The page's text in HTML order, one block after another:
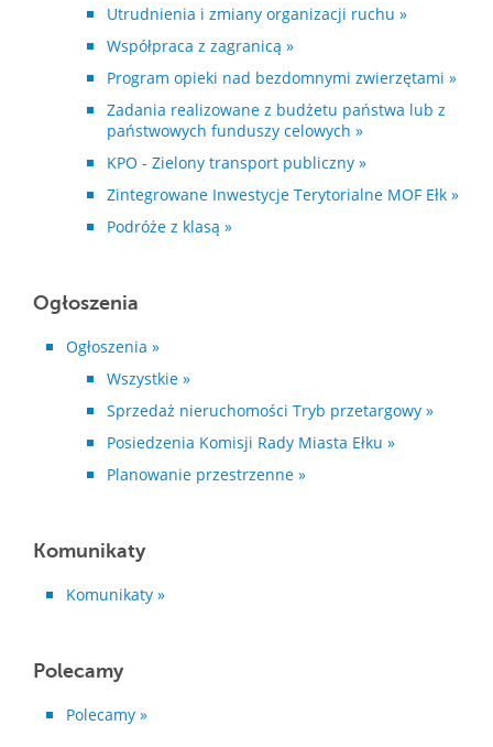
Utrudnienia i zmiany organizacji ruchu »
Współpraca z zagranicą »
Program opieki nad bezdomnymi zwierzętami »
Zadania realizowane z budżetu państwa lub z
państwowych funduszy celowych »
KPO - Zielony transport publiczny »
Zintegrowane Inwestycje Terytorialne MOF Ełk »
Podróże z klasą »
Ogłoszenia
Ogłoszenia »
Wszystkie »
Sprzedaż nieruchomości Tryb przetargowy »
Posiedzenia Komisji Rady Miasta Ełku »
Planowanie przestrzenne »
Komunikaty
Komunikaty »
Polecamy
Polecamy »